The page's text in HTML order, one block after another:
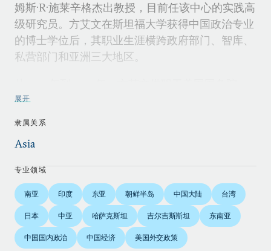
姆斯·R·施莱辛格杰出教授，目前任该中心的实践高
级研究员。方艾文在斯坦福大学获得中国政治专业
的博士学位后，其职业生涯横跨政府部门、智库、
私营部门和亚洲三大地区。
担任过主管南亚事务的副助理国务卿（2007
年-2009年），主管中亚事务的副助理国务卿
的政策规划组成员（2001年-2006年），以及副国
务卿罗伯特•佐利克的中国问题顾问，并密切协助佐
利克推动美中高层对话。
在2008年7月-10月美印民用核能倡议紧锣密鼓的最
后阶段，方艾文联合领导协调小组，推动该倡议先
后获得国际原子能机构理事会、核供应国集团和美
展开
隶属关系
Asia
专业领域
南亚 印度 东亚 朝鲜半岛 中国大陆 台湾
日本 中亚 哈萨克斯坦 吉尔吉斯斯坦 东南亚
中国国内政治 中国经济 美国外交政策